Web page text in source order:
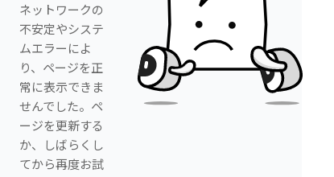
ネットワークの
不安定やシステ
ムエラーによ
り、ページを正
常に表示できま
せんでした。ペ
ージを更新する
か、しばらくし
てから再度お試